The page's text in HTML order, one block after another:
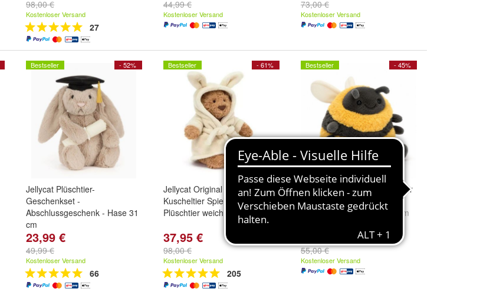
98,00 €
Kostenloser Versand
27
44,99 €
Kostenloser Versand
73,00 €
Kostenloser Versand
- 52%
Bestseller
Jellycat Plüschtier-
Geschenkset -
Abschlussgeschenk - Hase 31
cm
23,99 €
49,99 €
Kostenloser Versand
66
- 61%
Bestseller
Jellycat Original Bär 25cm
Kuscheltier Spielzeug
Plüschtier weich Geschenk
37,95 €
98,00 €
Kostenloser Versand
205
- 45%
Bestseller
Jellycat Albee Bee Kuscheltier
Biene Hummel Plueschtier
Größe:16cm x 11cm x 12cm
55,00 €
Kostenloser Versand